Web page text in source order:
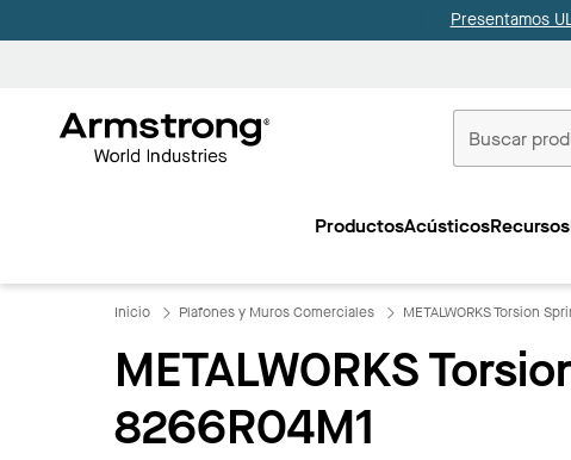
Presentamos
Inicio
ProductosAcústicosRecursos
Inicio Plafones y Muros Comerciales METALWORKS Torsion
METALWORKS
8266R04M1